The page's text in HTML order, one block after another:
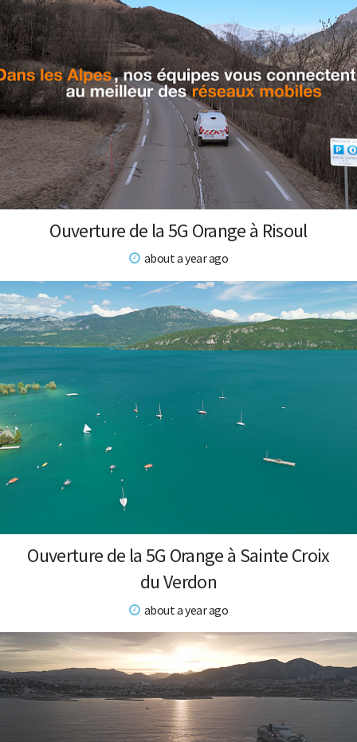
Ouverture de la 5G Orange à Risoul
about a year ago
Ouverture de la 5G Orange à Sainte Croix
du Verdon
about a year ago